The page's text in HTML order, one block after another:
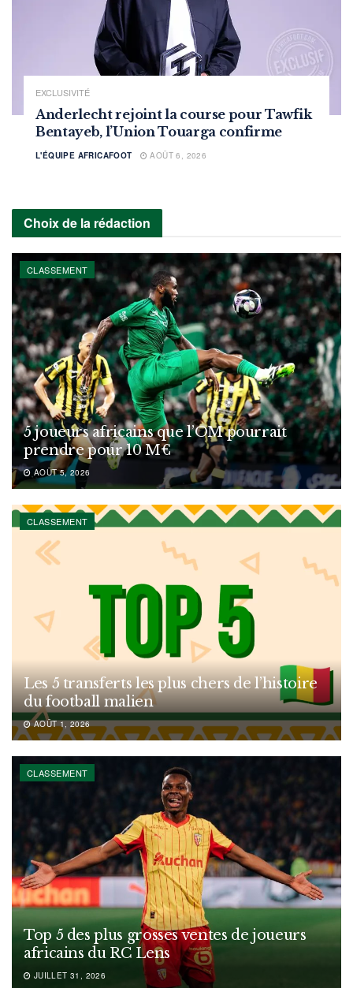
EXCLUSIVITÉ
Anderlecht rejoint la course pour Tawfik
Bentayeb, l’Union Touarga confirme
L'ÉQUIPE AFRICAFOOT AOÛT 6, 2026
Choix de la rédaction
CLASSEMENT
5 joueurs africains que l’OM pourrait
prendre pour 10 M€
AOÛT 5, 2026
CLASSEMENT
Les 5 transferts les plus chers de l’histoire
du football malien
AOÛT 1, 2026
CLASSEMENT
Top 5 des plus grosses ventes de joueurs
africains du RC Lens
JUILLET 31, 2026